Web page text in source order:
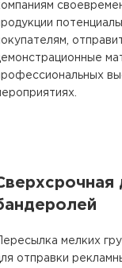
Пересылка мелких
отправки